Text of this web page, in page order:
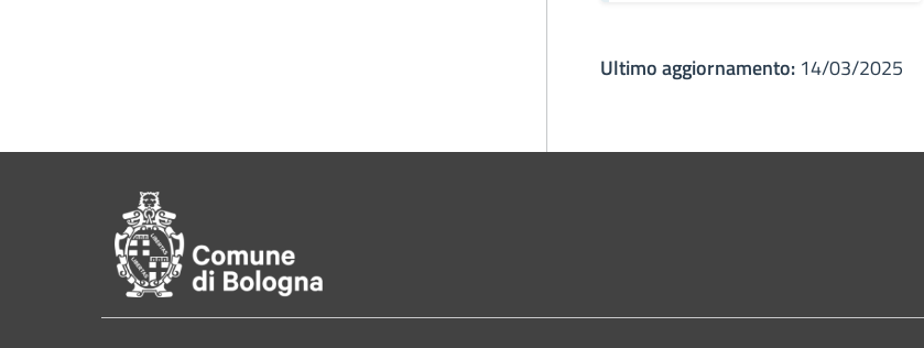
Ultimo aggiornamento: 14/03/2025
Pié di pagina di Comune di Bologna